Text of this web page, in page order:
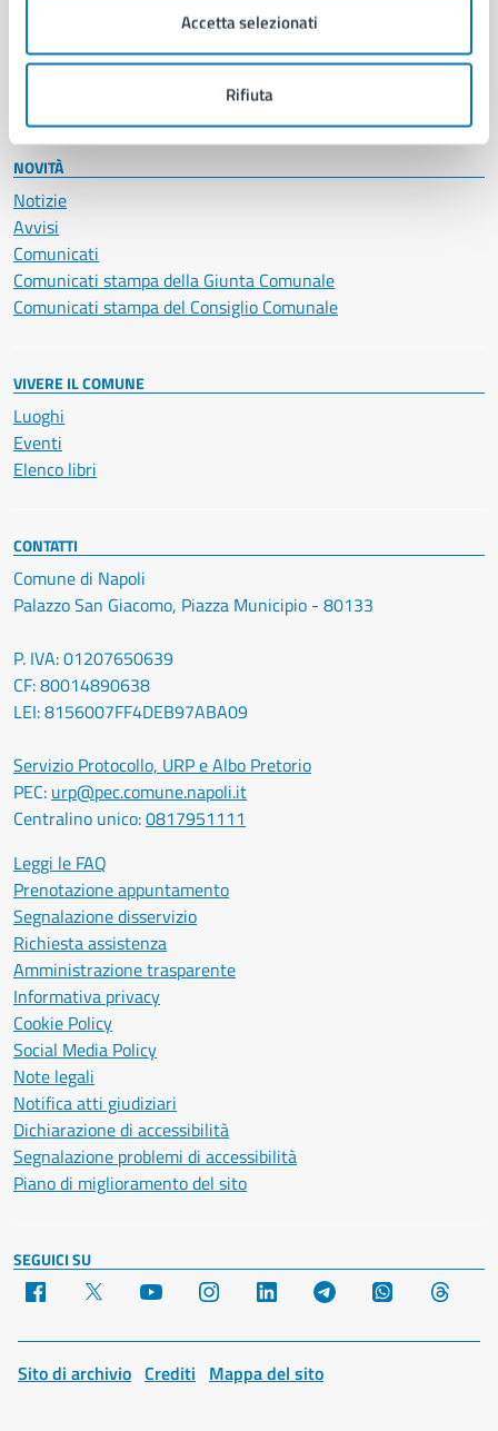
Accetta selezionati
Rifiuta
Salute, benessere e assistenza
Servizi Cimiteriali
NOVITÀ
Notizie
Avvisi
Comunicati
Comunicati stampa della Giunta Comunale
Comunicati stampa del Consiglio Comunale
VIVERE IL COMUNE
Luoghi
Eventi
Elenco libri
CONTATTI
Comune di Napoli
Palazzo San Giacomo, Piazza Municipio - 80133
P. IVA: 01207650639
CF: 80014890638
LEI: 8156007FF4DEB97ABA09
Servizio Protocollo, URP e Albo Pretorio
PEC: urp@pec.comune.napoli.it
Centralino unico:0817951111
Leggi le FAQ
Prenotazione appuntamento
Segnalazione disservizio
Richiesta assistenza
Amministrazione trasparente
Informativa privacy
Cookie Policy
Social Media Policy
Note legali
Notifica atti giudiziari
Dichiarazione di accessibilità
Segnalazione problemi di accessibilità
Piano di miglioramento del sito
SEGUICI SU
Facebook YouTube Instagram LinkedIn Telegram WhatsApp
Sito di archivio Crediti Mappa del sito